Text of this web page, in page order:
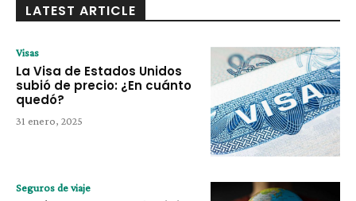
LATEST ARTICLE
Visas
La Visa de Estados Unidos
subió de precio: ¿En cuánto
quedó?
31 enero, 2025
Seguros de viaje